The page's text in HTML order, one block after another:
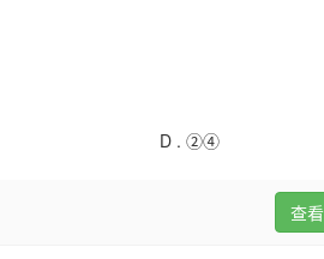
D . ②④
查